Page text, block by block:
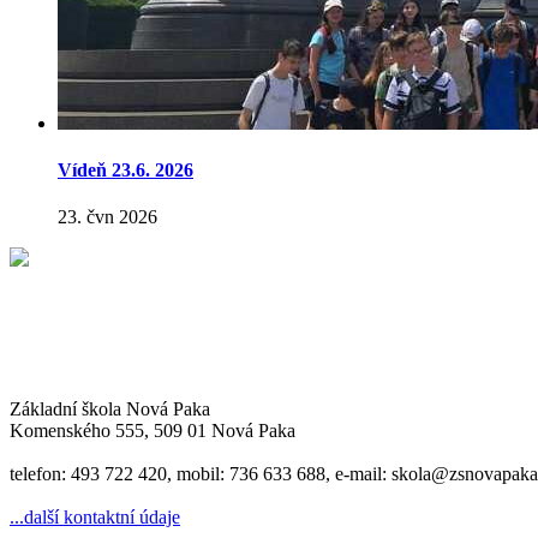
Vídeň 23.6. 2026
23. čvn 2026
Základní škola Nová Paka
Komenského 555, 509 01 Nová Paka
telefon: 493 722 420, mobil: 736 633 688, e-mail:
...další kontaktní údaje